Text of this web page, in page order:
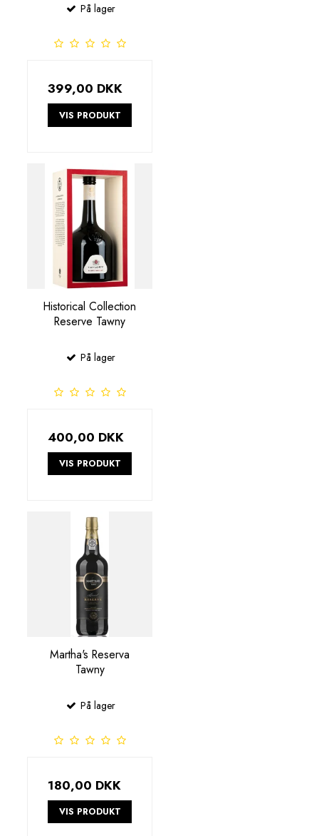
På lager
399,00 DKK
VIS PRODUKT
Historical Collection
Reserve Tawny
På lager
400,00 DKK
VIS PRODUKT
Martha's Reserva
Tawny
På lager
180,00 DKK
VIS PRODUKT